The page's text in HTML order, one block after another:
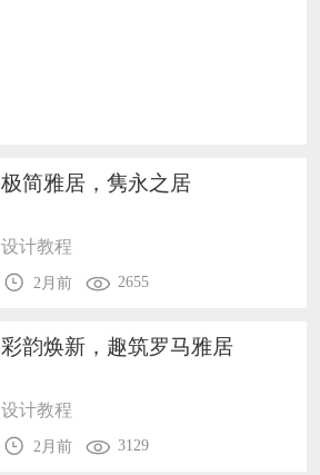
极简雅居，隽永之居
设计教程
2月前 2655
彩韵焕新，趣筑罗马雅居
设计教程
2月前 3129